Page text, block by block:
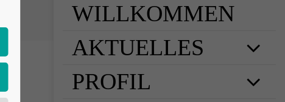
WILLKOMMEN
AKTUELLES
PROFIL